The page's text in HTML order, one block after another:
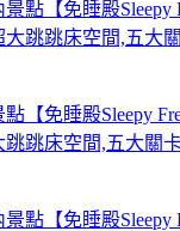
【免睡殿Sleepy
跳床空間,五大關